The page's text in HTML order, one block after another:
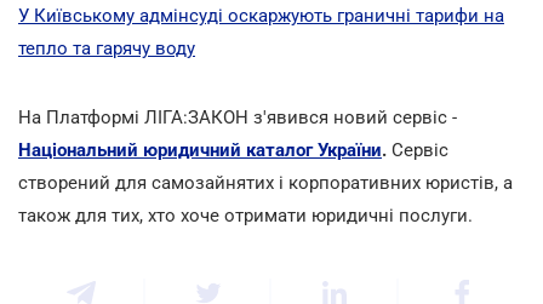
У Київському адмінсуді оскаржують граничні тарифи на
тепло та гарячу воду
На Платформі ЛІГА:ЗАКОН з'явився новий сервіс -
Національний юридичний каталог України. Сервіс
створений для самозайнятих і корпоративних юристів, а
також для тих, хто хоче отримати юридичні послуги.